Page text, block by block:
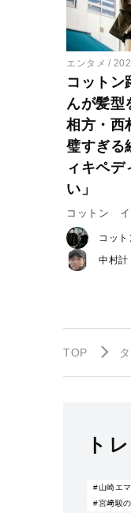
エンタメ
コットン
んが髪型
相方・西
璧すぎる
ィキペデ
い」
コットン イ
コット
中村計
TOP
ト
#山崎エマ
#宮﨑駿